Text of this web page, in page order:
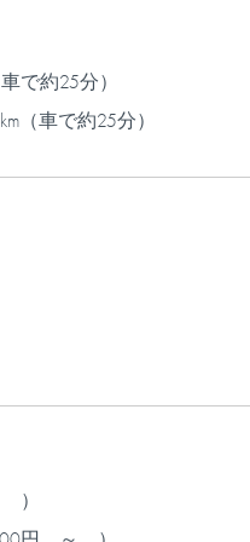
で約25分）
（車で約25分）
）